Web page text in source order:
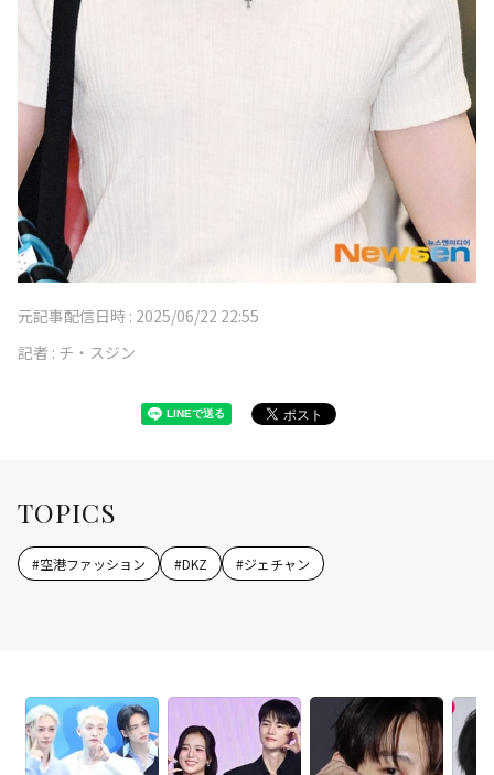
元記事配信日時 : 2025/06/22 22:55
記者 : チ・スジン
TOPICS
#空港ファッション #DKZ #ジェチャン